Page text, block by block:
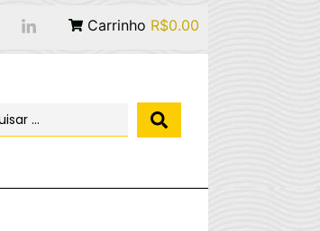
Carrinho R$0.00